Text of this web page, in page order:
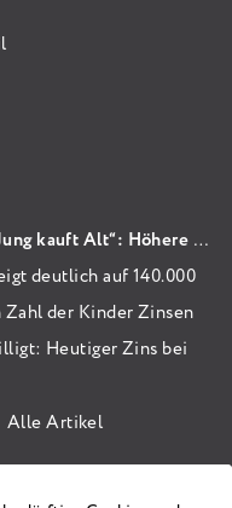
06. August 2026 – KfW-Förderung „Jung kauft Alt“: Höhere Kredite ab August 2026
deutlich auf 140.000
Zahl der Kinder Zinsen
Heutiger Zins bei
sich zu
nach
Alle Artikel